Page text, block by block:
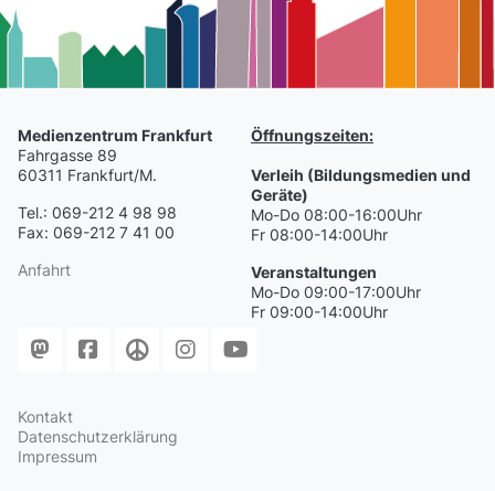
Medienzentrum Frankfurt
Fahrgasse 89
60311 Frankfurt/M.
Tel.: 069-212 4 98 98
Fax: 069-212 7 41 00
Anfahrt
Öffnungszeiten:
Verleih (Bildungsmedien und
Geräte)
Mo-Do 08:00-16:00Uhr
Fr 08:00-14:00Uhr
Veranstaltungen
Mo-Do 09:00-17:00Uhr
Fr 09:00-14:00Uhr
Kontakt
Datenschutzerklärung
Impressum